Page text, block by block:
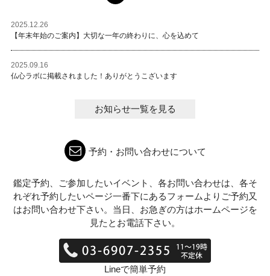
2025.12.26
【年末年始のご案内】大切な一年の終わりに、心を込めて
2025.09.16
仏心ラボに掲載されました！ありがとうこざいます
お知らせ一覧を見る
予約・お問い合わせについて
鑑定予約、ご参加したいイベント、各お問い合わせは、各そ
れぞれ予約したいページ一番下にあるフォームよりご予約又
はお問い合わせ下さい。当日、お急ぎの方はホームページを
見たとお電話下さい。
Lineで簡単予約